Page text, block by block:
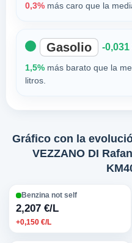
0,3%más caro que la
Gasolio -0,031
1,5%más barato que la
litros.
Gráfico con la
VEZZANO DI
Benzina not self
2,207 €/L
+0,150 €/L